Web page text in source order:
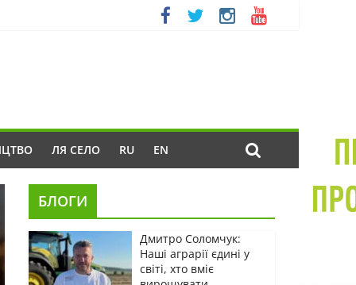
ЛЯ СЕЛО RU EN
БЛОГИ
Дмитро Соломчук:
Наші аграрії єдині у
світі, хто вміє